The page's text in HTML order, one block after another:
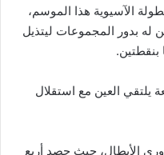
الآسيوية هذا الموسم،
له بدور المجموعات ليتذيل
بنقطتين.
يلتقي العين مع استقلال
الأبطال، حيث حصد أربع